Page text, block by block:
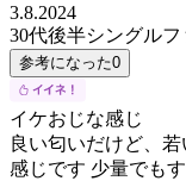
3.8.2024
30代後半シングルフ
参考になった0
イケおじな感じ
良い匂いだけど、
感じです 少量でも